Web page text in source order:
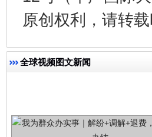
原创权利，请转
全球视频图文新闻